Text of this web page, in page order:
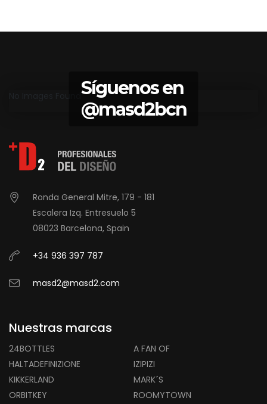
Síguenos en
@masd2bcn
Ronda General Mitre, 179 - 181
Escalera Izq. Entresuelo 5
08023 Barcelona, Spain
+34 936 397 787
masd2@masd2.com
Nuestras marcas
24BOTTLES
A FAN OF
HALTADEFINIZIONE
IZIPIZI
KIKKERLAND
MARK´S
ORBITKEY
ROOMYTOWN